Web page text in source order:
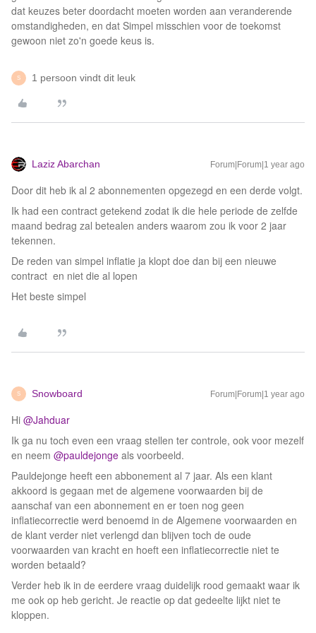
dat keuzes beter doordacht moeten worden aan veranderende
omstandigheden, en dat Simpel misschien voor de toekomst
gewoon niet zo'n goede keus is.
S 1 persoon vindt dit leuk
Laziz Abarchan Forum|Forum|1 year ago
Door dit heb ik al 2 abonnementen opgezegd en een derde volgt.
Ik had een contract getekend zodat ik die hele periode de zelfde
maand bedrag zal betealen anders waarom zou ik voor 2 jaar
tekennen.
De reden van simpel inflatie ja klopt doe dan bij een nieuwe
contract en niet die al lopen
Het beste simpel
S Snowboard Forum|Forum|1 year ago
Hi @Jahduar
Ik ga nu toch even een vraag stellen ter controle, ook voor mezelf
en neem @pauldejonge als voorbeeld.
Pauldejonge heeft een abbonement al 7 jaar. Als een klant
akkoord is gegaan met de algemene voorwaarden bij de
aanschaf van een abonnement en er toen nog geen
inflatiecorrectie werd benoemd in de Algemene voorwaarden en
de klant verder niet verlengd dan blijven toch de oude
voorwaarden van kracht en hoeft een inflatiecorrectie niet te
worden betaald?
Verder heb ik in de eerdere vraag duidelijk rood gemaakt waar ik
me ook op heb gericht. Je reactie op dat gedeelte lijkt niet te
kloppen.